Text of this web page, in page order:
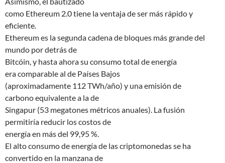
como Ethereum 2.0 tiene la ventaja de ser más rápido y
eficiente.
Ethereum es la segunda cadena de bloques más grande del
mundo por detrás de
Bitcóin, y hasta ahora su consumo total de energía
era comparable al de Países Bajos
(aproximadamente 112 TWh/año) y una emisión de
carbono equivalente a la de
Singapur (53 megatones métricos anuales). La fusión
permitiría reducir los costos de
energía en más del 99,95 %.
El alto consumo de energía de las criptomonedas se ha
convertido en la manzana de